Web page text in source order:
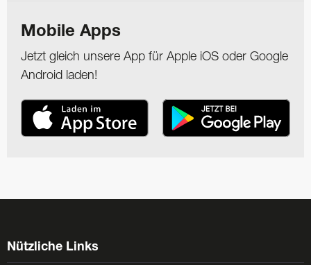
Mobile Apps
Jetzt gleich unsere App für Apple iOS oder Google
Android laden!
Nützliche Links